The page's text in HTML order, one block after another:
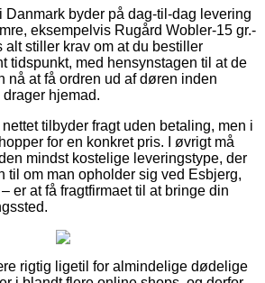
byder på dag-til-dag levering
eksempelvis Rugård Wobler-15 gr.-
alt stiller krav om at du bestiller
tidspunkt, med hensynstagen til at de
nå at få ordren ud af døren inden
hjemad.
tilbyder fragt uden betaling, men i
for en konkret pris. I øvrigt må
mindst kostelige leveringstype, der
til om man opholder sig ved Esbjerg,
er at få fragtfirmaet til at bringe din
rigtig ligetil for almindelige dødelige